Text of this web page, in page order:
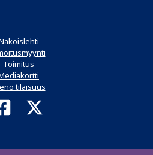
Toimitus
tilaisuus